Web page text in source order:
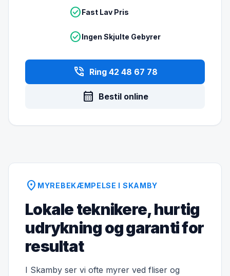
check_circleFast Lav Pris
check_circleIngen Skjulte Gebyrer
phone_in_talk Ring 42 48 67 78
calendar_month Bestil online
location_on MYREBEKÆMPELSE I SKAMBY
Lokale teknikere, hurtig
udrykning og garanti for
resultat
I Skamby ser vi ofte myrer ved fliser og